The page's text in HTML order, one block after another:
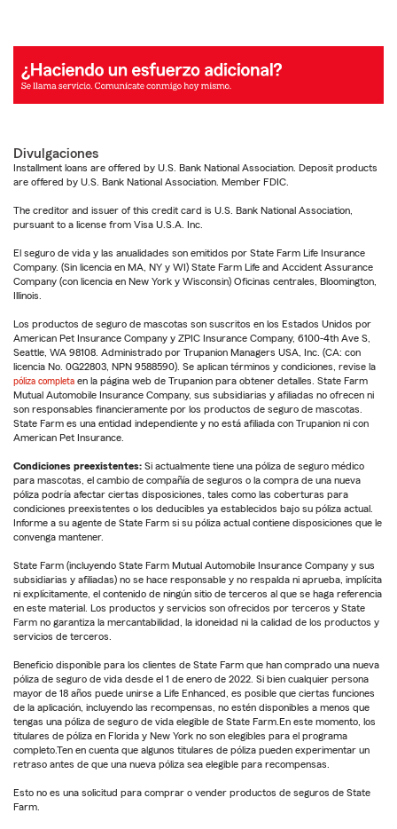
Divulgaciones
Installment loans are offered by U.S. Bank National Association. Deposit products
are offered by U.S. Bank National Association. Member FDIC.
The creditor and issuer of this credit card is U.S. Bank National Association,
pursuant to a license from Visa U.S.A. Inc.
El seguro de vida y las anualidades son emitidos por State Farm Life Insurance
Company. (Sin licencia en MA, NY y WI) State Farm Life and Accident Assurance
Company (con licencia en New York y Wisconsin) Oficinas centrales, Bloomington,
Illinois.
Los productos de seguro de mascotas son suscritos en los Estados Unidos por
American Pet Insurance Company y ZPIC Insurance Company, 6100-4th Ave S,
Seattle, WA 98108. Administrado por Trupanion Managers USA, Inc. (CA: con
licencia No. 0G22803, NPN 9588590). Se aplican términos y condiciones, revise la
póliza completa en la página web de Trupanion para obtener detalles. State Farm
Mutual Automobile Insurance Company, sus subsidiarias y afiliadas no ofrecen ni
son responsables financieramente por los productos de seguro de mascotas.
State Farm es una entidad independiente y no está afiliada con Trupanion ni con
American Pet Insurance.
Condiciones preexistentes: Si actualmente tiene una póliza de seguro médico
para mascotas, el cambio de compañía de seguros o la compra de una nueva
póliza podría afectar ciertas disposiciones, tales como las coberturas para
condiciones preexistentes o los deducibles ya establecidos bajo su póliza actual.
Informe a su agente de State Farm si su póliza actual contiene disposiciones que le
convenga mantener.
State Farm (incluyendo State Farm Mutual Automobile Insurance Company y sus
subsidiarias y afiliadas) no se hace responsable y no respalda ni aprueba, implícita
ni explícitamente, el contenido de ningún sitio de terceros al que se haga referencia
en este material. Los productos y servicios son ofrecidos por terceros y State
Farm no garantiza la mercantabilidad, la idoneidad ni la calidad de los productos y
servicios de terceros.
Beneficio disponible para los clientes de State Farm que han comprado una nueva
póliza de seguro de vida desde el 1 de enero de 2022. Si bien cualquier persona
mayor de 18 años puede unirse a Life Enhanced, es posible que ciertas funciones
de la aplicación, incluyendo las recompensas, no estén disponibles a menos que
tengas una póliza de seguro de vida elegible de State Farm.En este momento, los
titulares de póliza en Florida y New York no son elegibles para el programa
completo.Ten en cuenta que algunos titulares de póliza pueden experimentar un
retraso antes de que una nueva póliza sea elegible para recompensas.
Esto no es una solicitud para comprar o vender productos de seguros de State
Farm.